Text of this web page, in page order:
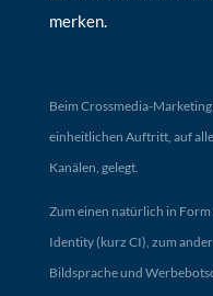
merken.
Beim Crossmedia-
einheitlichen Auftritt, auf
Kanälen, gelegt.
Zum einen natürlich in
Identity (kurz CI), zum
Bildsprache und